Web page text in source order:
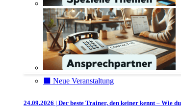
⬛️ Neue Veranstaltung
24.09.2026 | Der beste Trainer, den keiner kennt – Wie